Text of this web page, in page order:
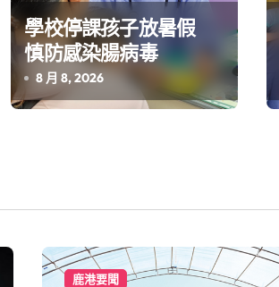
學校停課孩子放暑假
慎防感染腸病毒
8 月 8, 2026
鹿港要聞